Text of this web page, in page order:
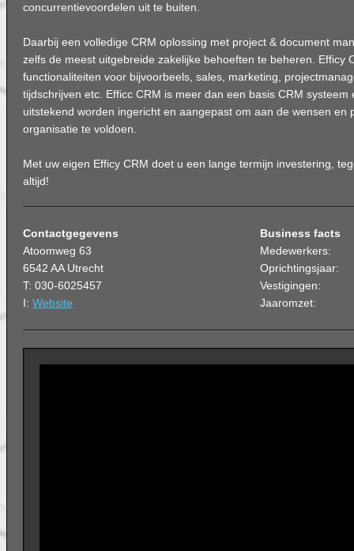
concurrentievoordelen uit te buiten.
Daarbij een volledige CRM oplossing met project & document
zelfs de meest uitgebreide zakelijke behoeften te beheren. Efficy
functionaliteiten voor bijvoorbeels, sales, marketing,
tijdschrijven etc. Efficc CRM is meer dan een basis CRM systeem
uitstekend worden ingericht en aangepast om aan de wensen en
organisatie te voldoen.
Met uw eigen Efficy CRM doet u een lange termijn investering,
altijd!
Contactgegevens
Atoomweg 63
6542 AA Utrecht
T: 030-6025457
I: Website
Business facts
Medewerkers:
Oprichtingsjaar:
Vestigingen:
Jaaromzet: